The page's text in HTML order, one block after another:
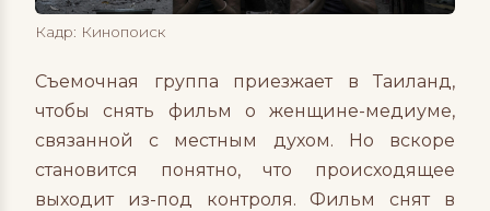
Кадр: Кинопоиск
Съемочная группа приезжает в Таиланд,
чтобы снять фильм о женщине-медиуме,
связанной с местным духом. Но вскоре
становится понятно, что происходящее
выходит из-под контроля. Фильм снят в